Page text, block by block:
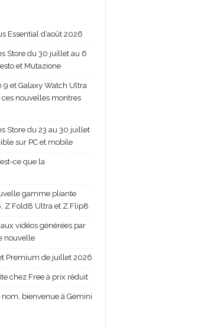
Essential d’août 2026
Store du 30 juillet au 6
et Mutazione
9 et Galaxy Watch Ultra
ces nouvelles montres
Store du 23 au 30 juillet
sur PC et mobile
ce que la
gamme pliante
Z Fold8 Ultra et Z Flip8
vidéos générées par
nouvelle
Premium de juillet 2026
chez Free à prix réduit
bienvenue à Gemini